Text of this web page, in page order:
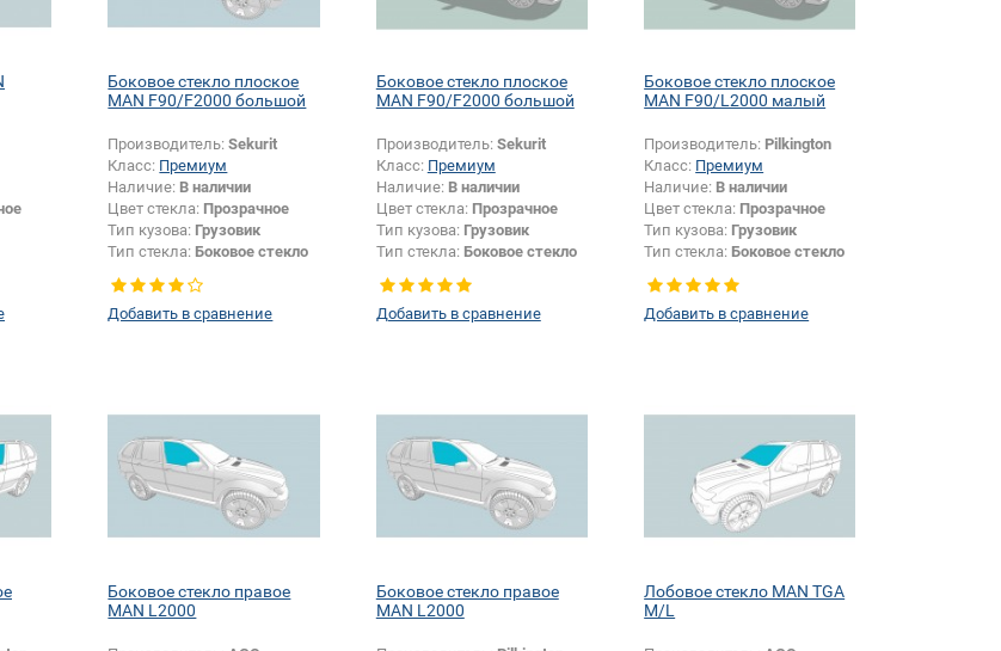
Боковое стекло плоское
MAN F90/F2000 большой
Производитель:Sekurit
Класс: Премиум
Наличие: В наличии
Цвет стекла: Прозрачное
Тип кузова: Грузовик
Тип стекла: Боковое стекло
плоское
Добавить в сравнение
Боковое стекло плоское
MAN F90/F2000 большой
Производитель: Sekurit
Класс: Премиум
Наличие: В наличии
Цвет стекла: Прозрачное
Тип кузова: Грузовик
Тип стекла: Боковое стекло
плоское
Добавить в сравнение
Боковое стекло плоское
MAN F90/L2000 малый
Производитель: Pilkington
Класс: Премиум
Наличие: В наличии
Цвет стекла: Прозрачное
Тип кузова: Грузовик
Тип стекла: Боковое стекло
плоское
Добавить в сравнение
Боковое стекло правое
MAN L2000
Боковое стекло правое
MAN L2000
Лобовое стекло MAN TGA
M/L